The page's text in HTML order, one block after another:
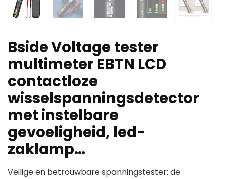
Bside Voltage tester
multimeter EBTN LCD
contactloze
wisselspanningsdetector
met instelbare
gevoeligheid, led-
zaklamp…
Veilige en betrouwbare spanningstester: de